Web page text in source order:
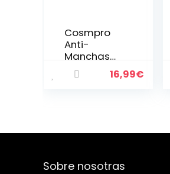
Cosmpro
Anti-
Manchas
Serum
Despigmen
para el
16,99€
Sobre nosotras